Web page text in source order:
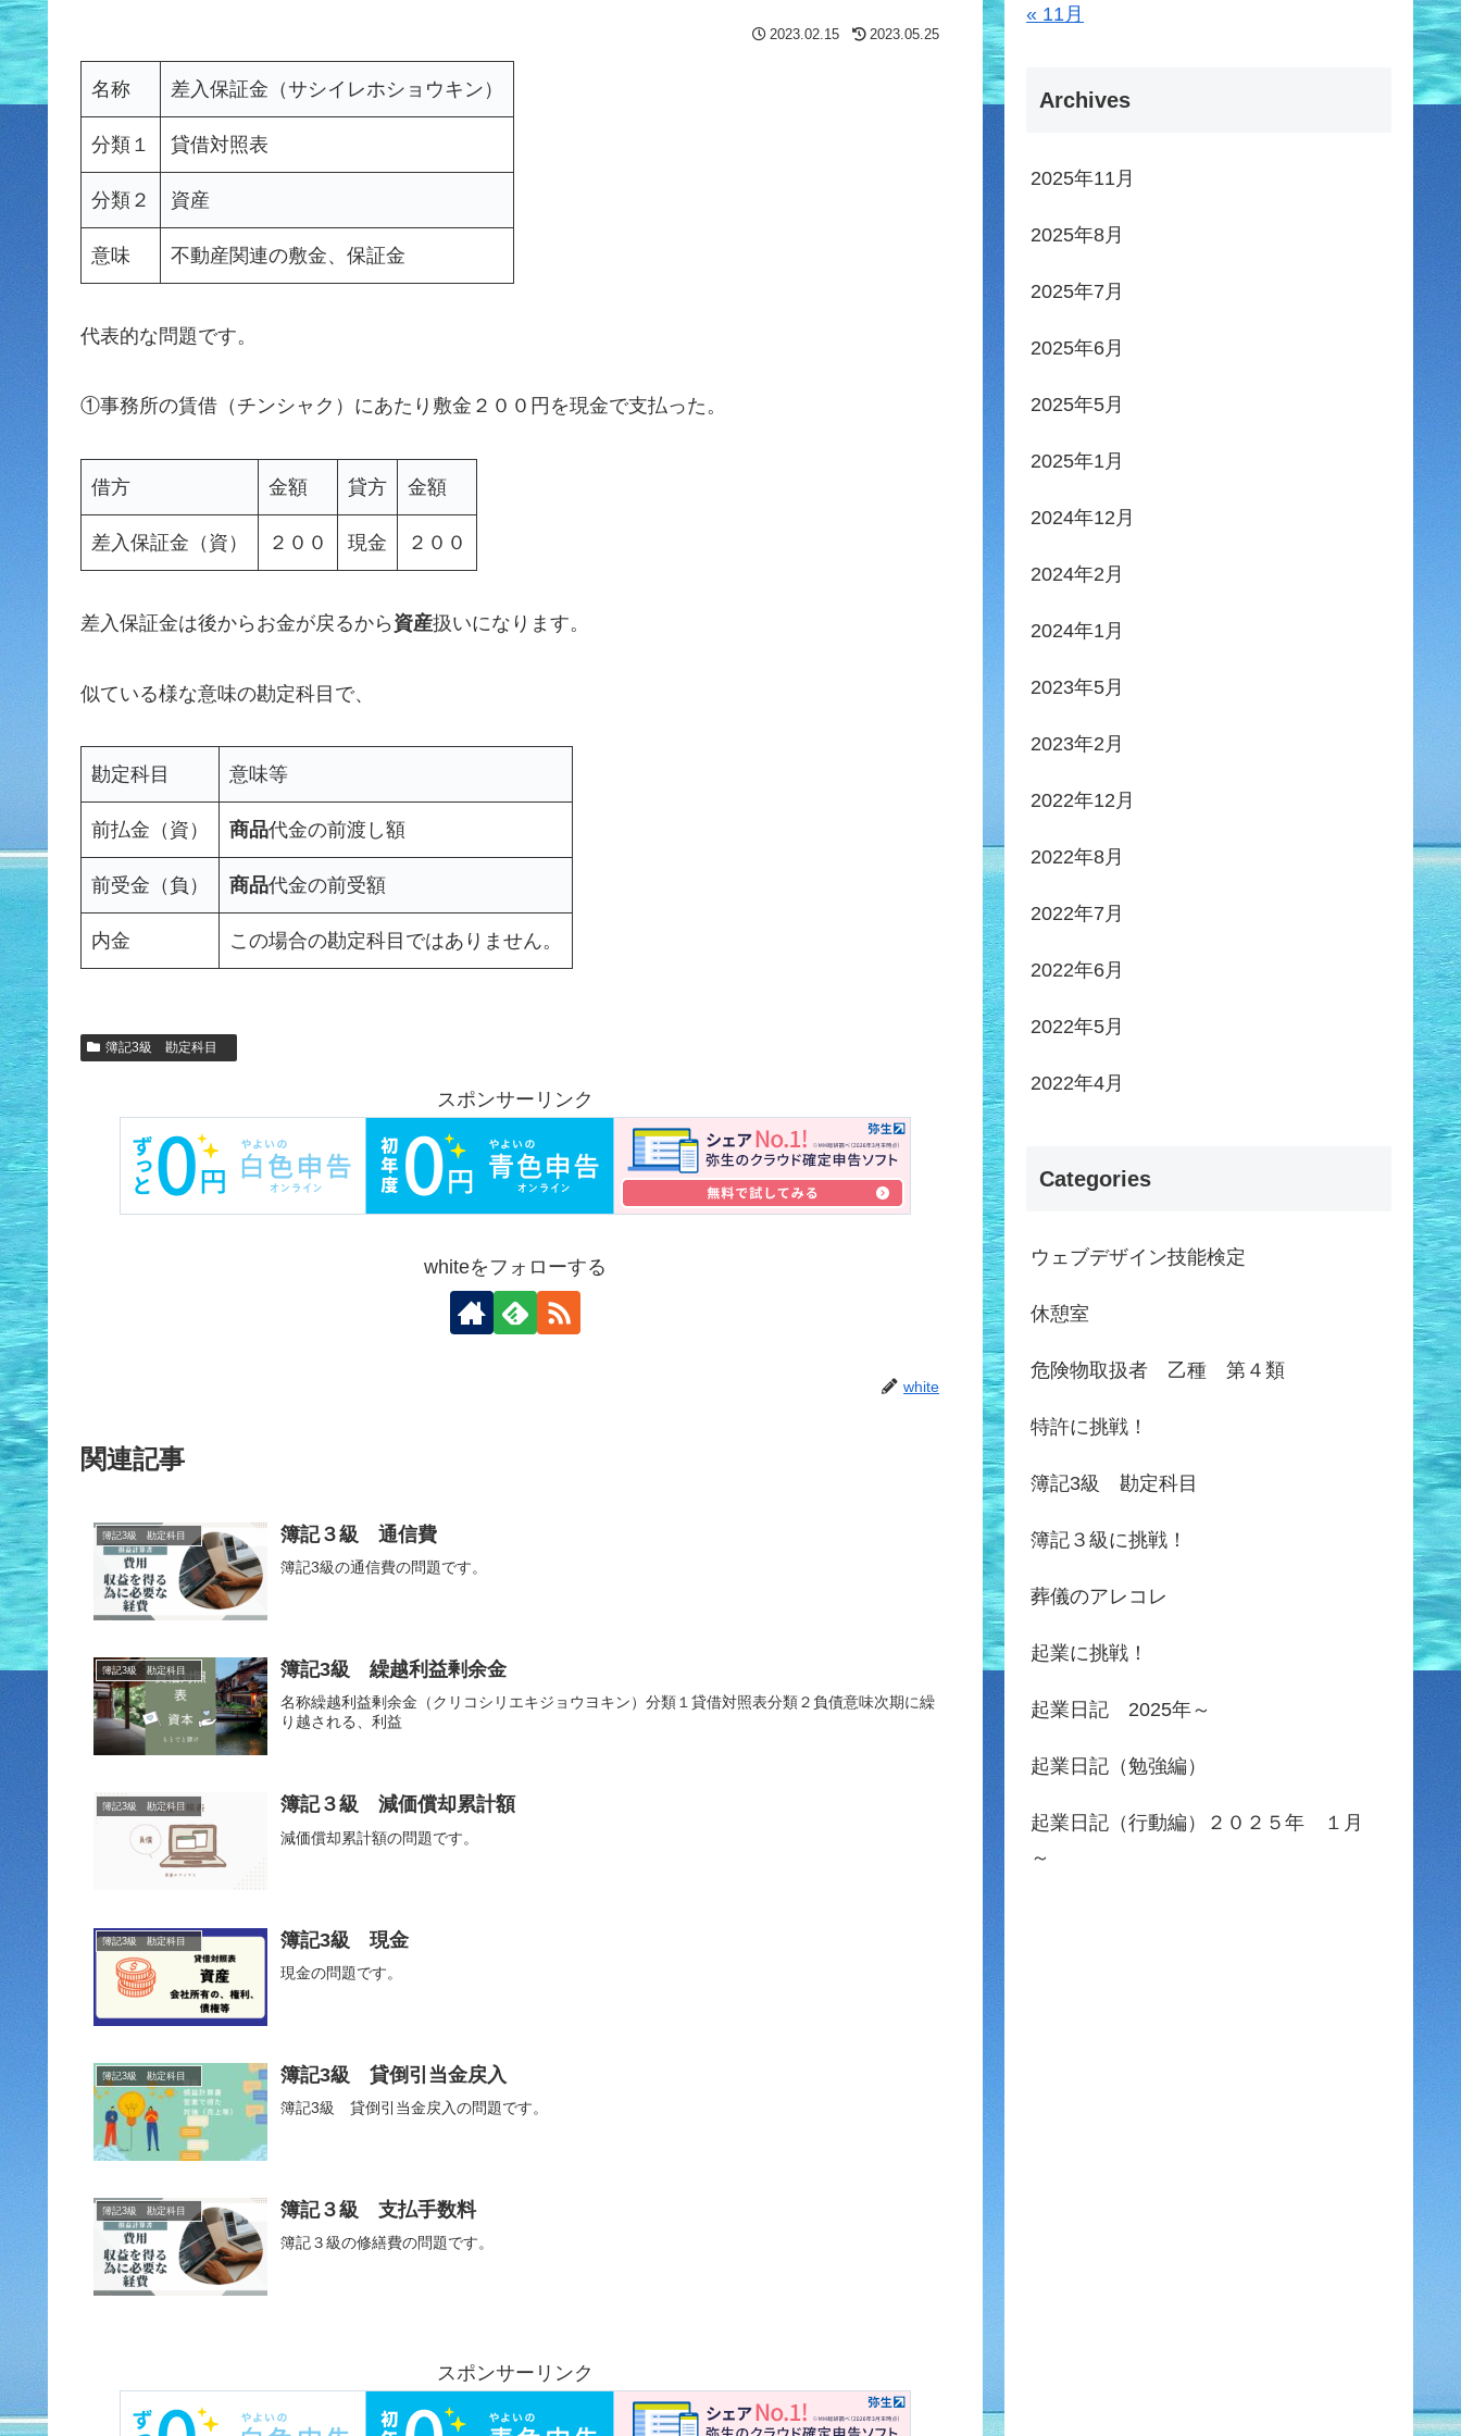
2023.02.15 2023.05.25
名称 差入保証金（サシイレホショウキン）
分類１ 貸借対照表
分類２ 資産
意味 不動産関連の敷金、保証金
代表的な問題です。
①事務所の賃借（チンシャク）にあたり敷金２００円を現金で支払った。
借方 金額 貸方 金額
差入保証金（資） ２００ 現金 ２００
差入保証金は後からお金が戻るから 資産扱いになります。
似ている様な意味の勘定科目で、
勘定科目 意味等
前払金（資） 商品代金の前渡し額
前受金（負） 商品代金の前受額
内金 この場合の勘定科目ではありません。
簿記3級 勘定科目
スポンサーリンク
whiteをフォローする
white
関連記事
簿記3級 勘定科目 簿記３級 通信費
簿記3級の通信費の問題です。
簿記3級 勘定科目 簿記3級 繰越利益剰余金
名称繰越利益剰余金（クリコシリエキジョウヨキン）分類１貸借対照表分類２負債意味次期に繰
り越される、利益
簿記3級 勘定科目 簿記３級 減価償却累計額
減価償却累計額の問題です。
簿記3級 勘定科目 簿記3級 現金
現金の問題です。
簿記3級 勘定科目 簿記3級 貸倒引当金戻入
簿記3級 貸倒引当金戻入の問題です。
簿記3級 勘定科目 簿記３級 支払手数料
簿記３級の修繕費の問題です。
スポンサーリンク
« 11月
Archives
2025年11月
2025年8月
2025年7月
2025年6月
2025年5月
2025年1月
2024年12月
2024年2月
2024年1月
2023年5月
2023年2月
2022年12月
2022年8月
2022年7月
2022年6月
2022年5月
2022年4月
Categories
ウェブデザイン技能検定
休憩室
危険物取扱者 乙種 第４類
特許に挑戦！
簿記3級 勘定科目
簿記３級に挑戦！
葬儀のアレコレ
起業に挑戦！
起業日記 2025年～
起業日記（勉強編）
起業日記（行動編）２０２５年 １月
～